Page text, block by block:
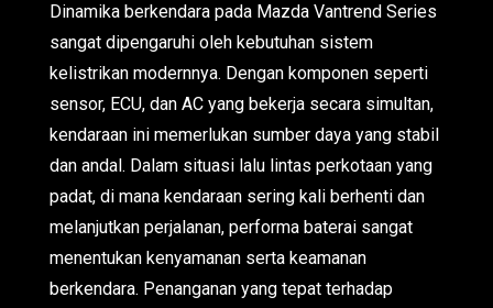
Dinamika berkendara pada Mazda Vantrend Series
sangat dipengaruhi oleh kebutuhan sistem
kelistrikan modernnya. Dengan komponen seperti
sensor, ECU, dan AC yang bekerja secara simultan,
kendaraan ini memerlukan sumber daya yang stabil
dan andal. Dalam situasi lalu lintas perkotaan yang
padat, di mana kendaraan sering kali berhenti dan
melanjutkan perjalanan, performa baterai sangat
menentukan kenyamanan serta keamanan
berkendara. Penanganan yang tepat terhadap